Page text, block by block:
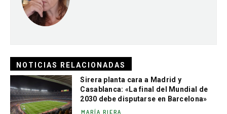
NOTICIAS RELACIONADAS
Sirera planta cara a Madrid y
Casablanca: «La final del Mundial de
2030 debe disputarse en Barcelona»
MARÍA RIERA